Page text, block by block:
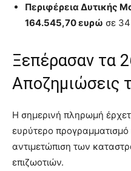
Περιφέρεια Δυτικής
164.545,70 ευρώ σε 34
Ξεπέρασαν τα
Αποζημιώσεις
Η σημερινή πληρωμή
ευρύτερο προγραμματισμό
αντιμετώπιση των
επιζωοτιών.